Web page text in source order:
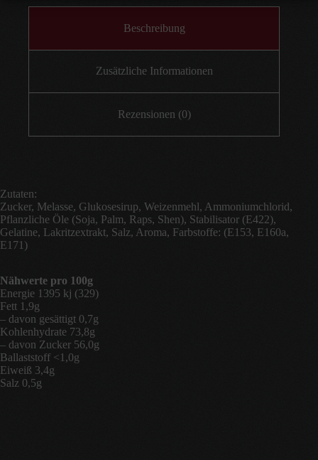
Beschreibung
Zusätzliche Informationen
Rezensionen (0)
Zutaten:
Zucker, Melasse, Glukosesirup, Weizenmehl, Ammoniumchlorid,
Pflanzliche Öle (Soja, Palm, Raps, Shen), Stabilisator (E422),
Gelatine, Lakritzextrakt, Salz, Aroma, Farbstoffe: (E153, E160a,
E171)
Nähwerte pro 100g
Energie 1395 kj (329)
Fett 1,9g
– davon gesättigt 0,7g
Kohlenhydrate 73,8g
– davon Zucker 56,0g
Ballaststoff <1,0g
Eiweiß 3,4g
Salz 0,5g